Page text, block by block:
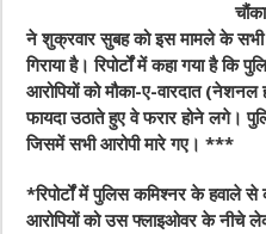
ने शुक्रवार सुबह को इस मामले के सभी
गिराया है। रिपोर्टों में कहा गया है
आरोपियों को मौका-ए-वारदात
फायदा उठाते हुए वे फरार होने लगे।
जिसमें सभी आरोपी मारे गए। ***
*रिपोर्टों में पुलिस कम‍िश्‍नर के हवाले से
आरोपियों को उस फ्लाइओवर के नीचे